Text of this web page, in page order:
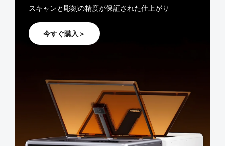
スキャンと彫刻の精度が保証された仕上がり
今すぐ購入＞